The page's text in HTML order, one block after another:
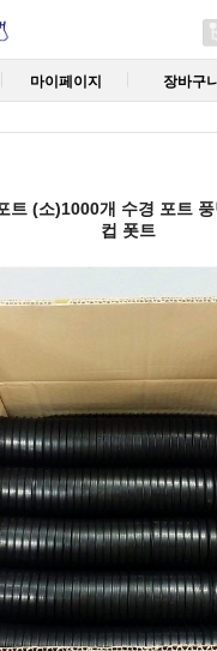
마이페이지 장바구
트 (소)1000개 수경 포트
컵 폿트